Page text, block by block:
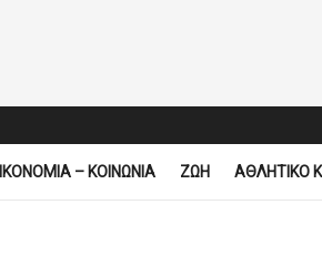
– ΚΟΙΝΩΝΙΑ ΖΩΗ ΑΘΛΗΤΙΚΟ